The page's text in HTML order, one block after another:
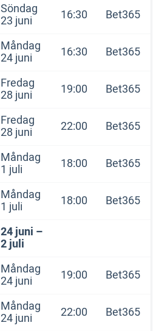
Söndag
23 juni 16:30
Bet365
Måndag
24 juni 16:30
Bet365
Fredag
28 juni 19:00
Bet365
Fredag
28 juni 22:00
Bet365
Måndag
1 juli 18:00
Bet365
Måndag
1 juli 18:00 Bet365
24 juni –
2 juli
Måndag
24 juni 19:00
Bet365
Måndag
24 juni 22:00 Bet365